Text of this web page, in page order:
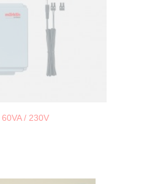
/ 230V